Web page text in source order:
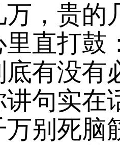
万，贵的
里直打鼓
底有没有
讲句实在
万别死脑